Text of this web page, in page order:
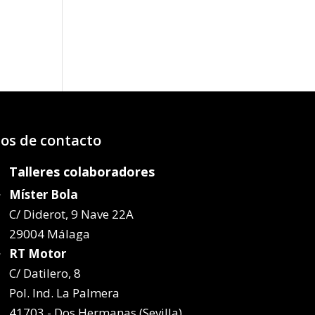
de contacto
Talleres colaboradores
Míster Bola
C/ Diderot, 9 Nave 22A
29004 Málaga
RT Motor
C/ Datilero, 8
Pol. Ind. La Palmera